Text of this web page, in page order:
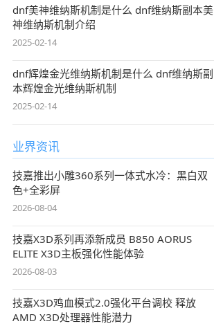
dnf美神维纳斯机制是什么 dnf维纳斯副本美
神维纳斯机制介绍
2025-02-14
dnf辉煌金光维纳斯机制是什么 dnf维纳斯副
本辉煌金光维纳斯机制
2025-02-14
业界资讯
技嘉推出小雕360系列一体式水冷：黑白双
色+全彩屏
2026-08-04
技嘉X3D系列再添新成员 B850 AORUS
ELITE X3D主板强化性能体验
2026-08-03
技嘉X3D鸡血模式2.0强化平台调校 释放
AMD X3D处理器性能潜力